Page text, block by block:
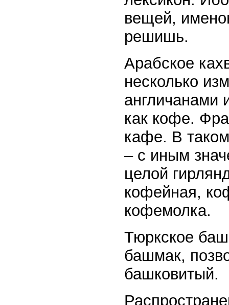
вещей,
решишь.
Арабское
несколько
англичанами
как кофе.
кафе. В
– с иным
целой
кофейная,
кофемолка.
Тюркское
башмак,
башковитый.